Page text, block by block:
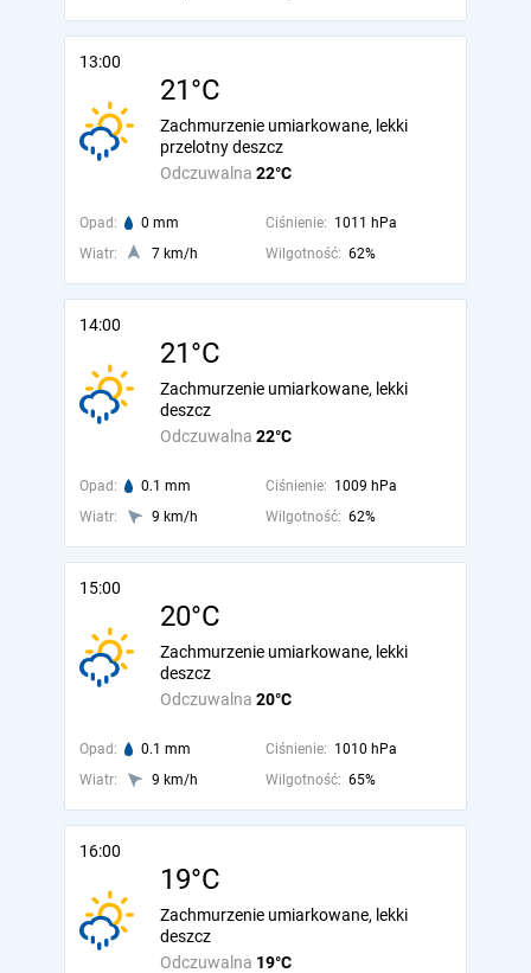
13:00
21°C
Odczuwalna 22°C
Zachmurzenie umiarkowane, lekki
przelotny deszcz
Opad: 0 mm Ciśnienie: 1011 hPa
Wiatr:
7 km/h Wilgotność: 62%
14:00
21°C
Odczuwalna 22°C
Zachmurzenie umiarkowane, lekki
deszcz
Opad: 0.1 mm Ciśnienie: 1009 hPa
Wiatr:
9 km/h Wilgotność: 62%
15:00
20°C
Odczuwalna 20°C
Zachmurzenie umiarkowane, lekki
deszcz
Opad: 0.1 mm Ciśnienie: 1010 hPa
Wiatr:
9 km/h Wilgotność: 65%
16:00
19°C
Odczuwalna 19°C
Zachmurzenie umiarkowane, lekki
deszcz